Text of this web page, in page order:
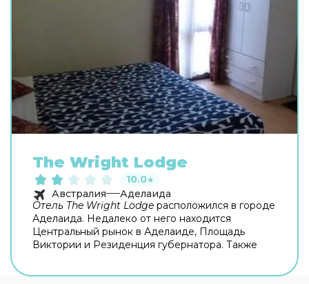
The Wright Lodge
10.0★
Австралия
Аделаида
Отель The Wright Lodge расположился в городе
Аделаида. Недалеко от него находится
Центральный рынок в Аделаиде, Площадь
Виктории и Резиденция губернатора. Также